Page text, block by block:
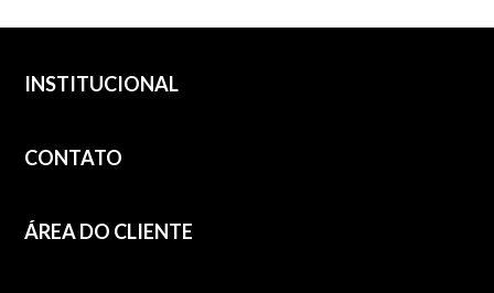
INSTITUCIONAL
CONTATO
ÁREA DO CLIENTE